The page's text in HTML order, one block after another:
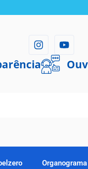
Organograma